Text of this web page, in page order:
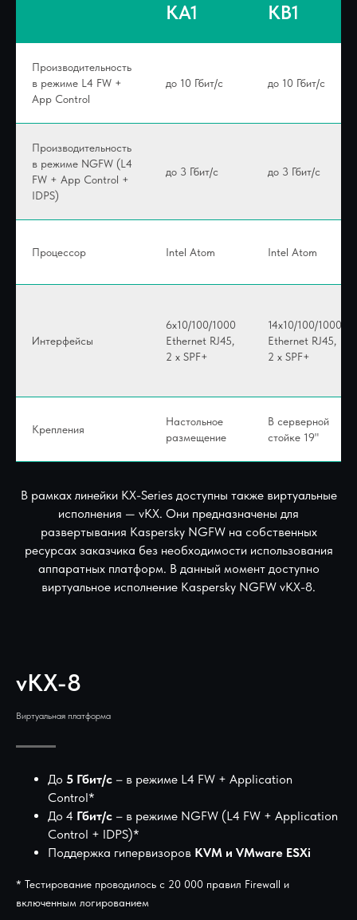
KA1
KB1
Производительность
в режиме L4 FW +
App Control
до 10 Гбит/с до 10 Гбит/с
Производительность
в режиме NGFW (L4
FW + App Control +
IDPS)
до 3 Гбит/с до 3 Гбит/с
Процессор Intel Atom Intel Atom
Интерфейсы
6x10/100/1000
Ethernet RJ45,
2 x SPF+
14x10/100/1000
Ethernet RJ45,
2 x SPF+
Крепления
Настольное
размещение
В серверной
стойке 19"
В рамках линейки KX-Series доступны также виртуальные
исполнения — vKX. Они предназначены для
развертывания Kaspersky NGFW на собственных
ресурсах заказчика без необходимости использования
аппаратных платформ. В данный момент доступно
виртуальное исполнение Kaspersky NGFW vKX-8.
vKX-8
Виртуальная платформа
До 5 Гбит/с – в режиме L4 FW + Application
Control*
До 4 Гбит/с – в режиме NGFW (L4 FW + Application
Control + IDPS)*
Поддержка гипервизоров KVM и VMware ESXi
* Тестирование проводилось с 20 000 правил Firewall и
включенным логированием